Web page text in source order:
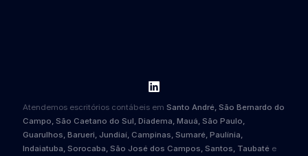
Atendemos escritórios contábeis em Santo André, São Bernardo do
Campo, São Caetano do Sul, Diadema, Mauá, São Paulo,
Guarulhos, Barueri, Jundiaí, Campinas, Sumaré, Paulínia,
Indaiatuba, Sorocaba, São José dos Campos, Santos, Taubaté e